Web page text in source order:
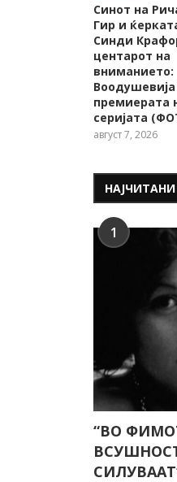
Синот на
Гир и
Синди
центарот на
вниманието:
Воодушевија
премиерата
серијата
август 7, 2026
НАЈЧИТАНИ
1
“ВО